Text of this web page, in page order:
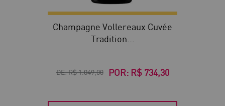
Champagne Vollereaux Cuvée
Tradition...
DE:R$ 1.049,00 POR: R$ 734,30